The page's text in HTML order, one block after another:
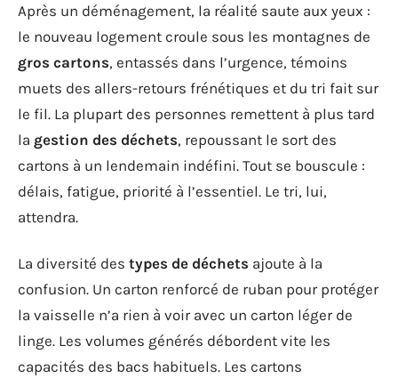
Après un déménagement, la réalité saute aux yeux :
le nouveau logement croule sous les montagnes de
gros cartons, entassés dans l’urgence, témoins
muets des allers-retours frénétiques et du tri fait sur
le fil. La plupart des personnes remettent à plus tard
la gestion des déchets, repoussant le sort des
cartons à un lendemain indéfini. Tout se bouscule :
délais, fatigue, priorité à l’essentiel. Le tri, lui,
attendra.
La diversité des types de déchets ajoute à la
confusion. Un carton renforcé de ruban pour protéger
la vaisselle n’a rien à voir avec un carton léger de
linge. Les volumes générés débordent vite les
capacités des bacs habituels. Les cartons